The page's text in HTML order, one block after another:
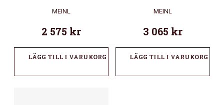
MEINL
2 575 kr
LÄGG TILL I VARUKORG
MEINL
3 065 kr
LÄGG TILL I VARUKORG